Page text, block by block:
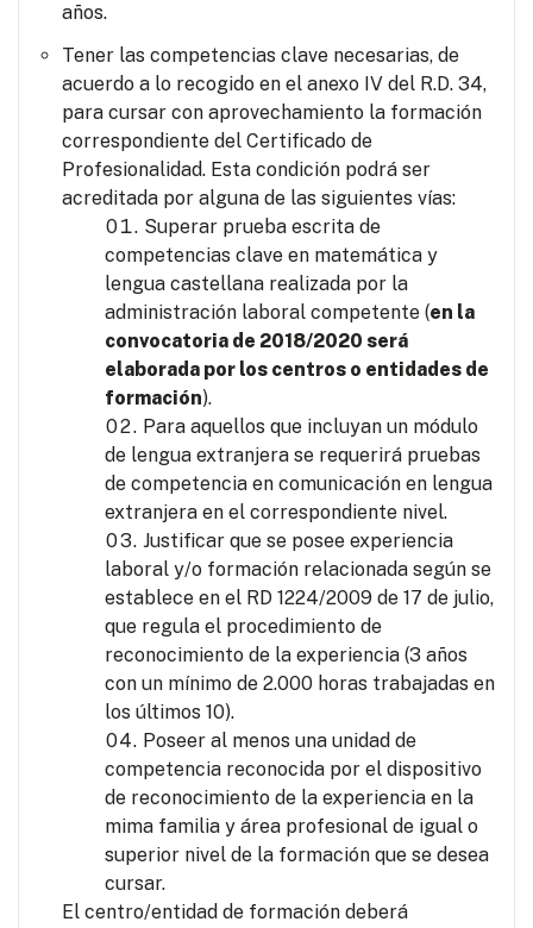
años.
Tener las competencias clave necesarias, de
acuerdo a lo recogido en el anexo IV del R.D. 34,
para cursar con aprovechamiento la formación
correspondiente del Certificado de
Profesionalidad. Esta condición podrá ser
acreditada por alguna de las siguientes vías:
Superar prueba escrita de
competencias clave en matemática y
lengua castellana realizada por la
administración laboral competente (en la
convocatoria de 2018/2020 será
elaborada por los centros o entidades de
formación).
Para aquellos que incluyan un módulo
de lengua extranjera se requerirá pruebas
de competencia en comunicación en lengua
extranjera en el correspondiente nivel.
Justificar que se posee experiencia
laboral y/o formación relacionada según se
establece en el RD 1224/2009 de 17 de julio,
que regula el procedimiento de
reconocimiento de la experiencia (3 años
con un mínimo de 2.000 horas trabajadas en
los últimos 10).
Poseer al menos una unidad de
competencia reconocida por el dispositivo
de reconocimiento de la experiencia en la
mima familia y área profesional de igual o
superior nivel de la formación que se desea
cursar.
El centro/entidad de formación deberá